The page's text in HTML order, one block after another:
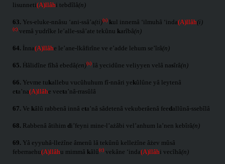
lisunneti(A)llâhi tebdîlâ(n)
63. Yes-eluke-nnâsu ‘ani-ssâ’a(ti)(s) kul innemâ ‘ilmuhâ ‘inda(A)llâh(i)
(c)vemâ yudrîke le’alle-ssâ’ate tekûnu karîbâ(n)
64. İnna(A)llâhe le’ane-lkâfirîne ve e’adde lehum se’îrâ(n)
65. Ḣâlidîne fîhâ ebedâ(en)(s)lâ yecidûne veliyyen velâ nasîrâ(n)
66. Yevme tu kallebu vucûhuhum fî-nnâri yekûlûne yâ leytenâ
eta’na(A)llâhe veeta’nâ-rrasûlâ
67. Ve kâlû rabbenâ innâ eta’nâ sâdetenâ vekuberâenâ feedallûnâ-ssebîlâ
68. Rabbenâ âtihim di’feyni mine-l’ażâbi vel’anhum la’nen kebîrâ(n)
69. Yâ eyyuhâ-lleżîne âmenû lâ tekûnû kelleżîne âżev mûsâ
feberraehu(A)llâhu mimmâ kâlû(c)vekâne ‘inda(A)llâhi vecîhâ(n)